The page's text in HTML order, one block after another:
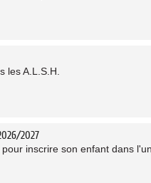
les A.L.S.H.
2027
inscrire son enfant dans